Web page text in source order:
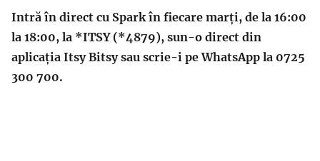
Intră în direct cu Spark în fiecare marți, de la 16:00
la 18:00, la *ITSY (*4879), sun-o direct din
aplicația Itsy Bitsy sau scrie-i pe WhatsApp la 0725
300 700.